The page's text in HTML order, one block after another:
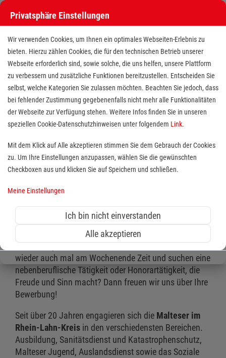
Erste Hilfe Ausbilder/ Honorar
Dozent (m/w/d)
Standort(e):Nastätten, Diez, Lahnstein
Menschen Helfen und Wissen vermitteln!
Sie haben punktuell unter der Woche und hin und
wieder auch mal am Wochenende Zeit und suchen eine
nebenberuflische Tätigkeit oder Honorartätigkeit, die
Freude und Sinn macht? Dann freuen wir uns über Ihre
Bewerbung!
Seit über 20 Jahren engagieren sich die Malteser im
Rhein-Lahn-Kreis in den verschiedensten Bereichen.
Ausbildung, Sanitätsdienst und Katastrophenschutz,
Malteser Jugend, Auslandsdienst sowie das Soziale
Privatsphäre Einstellungen
Wir verwenden Cookies, um Ihnen ein optimales Webseiten-Erlebnis zu
bieten. Hierzu zählen Cookies, die für den technischen Betrieb unserer
Webseite erforderlich sind, sowie solche, die uns helfen, unsere Plattform
zu verbessern und zusätzliche Funktionen bereitzustellen. Entscheiden Sie
selbst, welche Kategorien Sie zulassen möchten. Beachten Sie jedoch, dass
bei fehlender Zustimmung gegebenenfalls nicht mehr alle Funktionalitäten
der Webseite zur Verfügung stehen. Weitere Infos finden Sie in unseren
speziellen Cookie-Datenschutzhinweisen unter folgendem Link.
Mit dem Klick auf Alle akzeptieren stimmen Sie dem Gebrauch der Cookies
zu. Um Ihre Einstellungen anzupassen, wählen Sie die gewünschten
Checkboxen aus und klicken Sie auf Speichern und schließen.
Meine Einstellungen
Ich bin nicht einverstanden
Alle akzeptieren